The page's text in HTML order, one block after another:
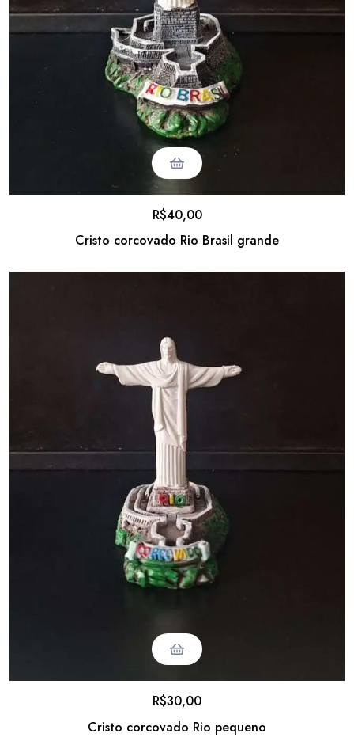
Cristo corcovado Rio Brasil grande
R$40,00
Cristo corcovado Rio pequeno
R$30,00